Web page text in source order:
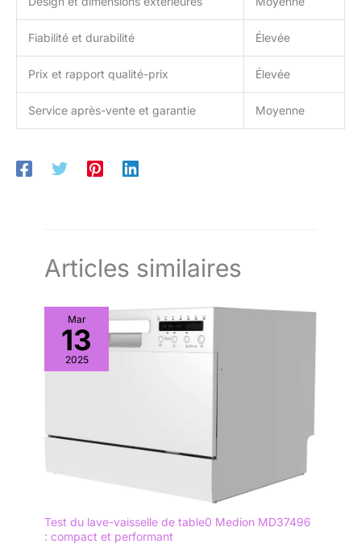
Fiabilité et durabilité Élevée
Prix et rapport qualité-prix Élevée
Service après-vente et garantie Moyenne
Articles similaires
Mar
13
2025
Test du lave-vaisselle de table0 Medion MD37496
: compact et performant